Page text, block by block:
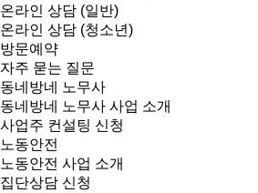
온라인 상담 (일반)
온라인 상담 (청소년)
방문예약
자주 묻는 질문
동네방네 노무사
동네방네 노무사 사업 소개
사업주 컨설팅 신청
노동안전
노동안전 사업 소개
집단상담 신청